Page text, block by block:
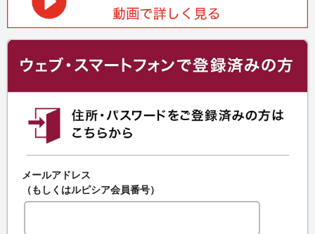
メールアドレス
（もしくはルピシア会員番号）